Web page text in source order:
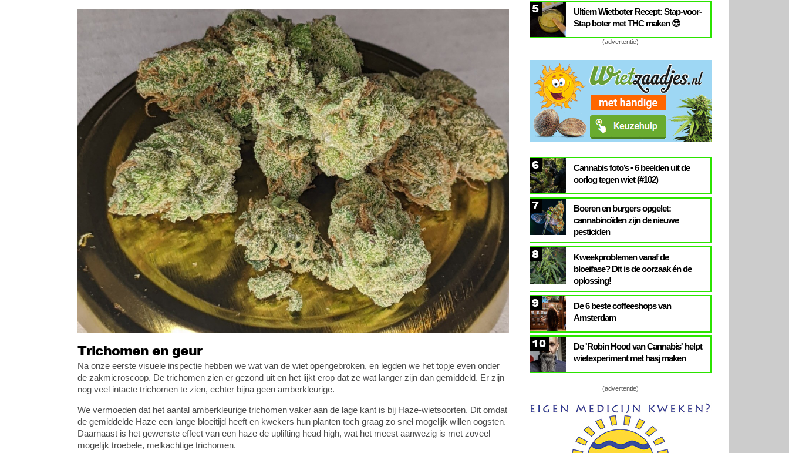
Trichomen en geur
Na onze eerste visuele inspectie hebben we wat van de wiet opengebroken, en legden we het topje even onder
de zakmicroscoop. De trichomen zien er gezond uit en het lijkt erop dat ze wat langer zijn dan gemiddeld. Er zijn
nog veel intacte trichomen te zien, echter bijna geen amberkleurige.
We vermoeden dat het aantal amberkleurige trichomen vaker aan de lage kant is bij Haze-wietsoorten. Dit omdat
de gemiddelde Haze een lange bloeitijd heeft en kwekers hun planten toch graag zo snel mogelijk willen oogsten.
Daarnaast is het gewenste effect van een haze de uplifting head high, wat het meest aanwezig is met zoveel
mogelijk troebele, melkachtige trichomen.
5
Ultiem Wietboter Recept: Stap-voor-
Stap boter met THC maken 😎
(advertentie)
6
Cannabis foto’s • 6 beelden uit de
oorlog tegen wiet (#102)
7
Boeren en burgers opgelet:
cannabinoïden zijn de nieuwe
pesticiden
8
Kweekproblemen vanaf de
bloeifase? Dit is de oorzaak én de
oplossing!
9
De 6 beste coffeeshops van
Amsterdam
10
De 'Robin Hood van Cannabis' helpt
wietexperiment met hasj maken
(advertentie)